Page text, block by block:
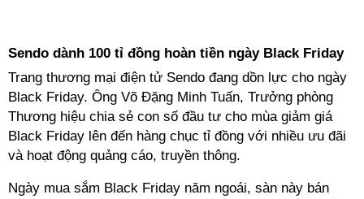
Sendo dành 100 tỉ đồng hoàn tiền ngày Black Friday
Trang thương mại điện tử Sendo đang dồn lực cho ngày
Black Friday. Ông Võ Đặng Minh Tuấn, Trưởng phòng
Thương hiệu chia sẻ con số đầu tư cho mùa giảm giá
Black Friday lên đến hàng chục tỉ đồng với nhiều ưu đãi
và hoạt động quảng cáo, truyền thông.
Ngày mua sắm Black Friday năm ngoái, sàn này bán